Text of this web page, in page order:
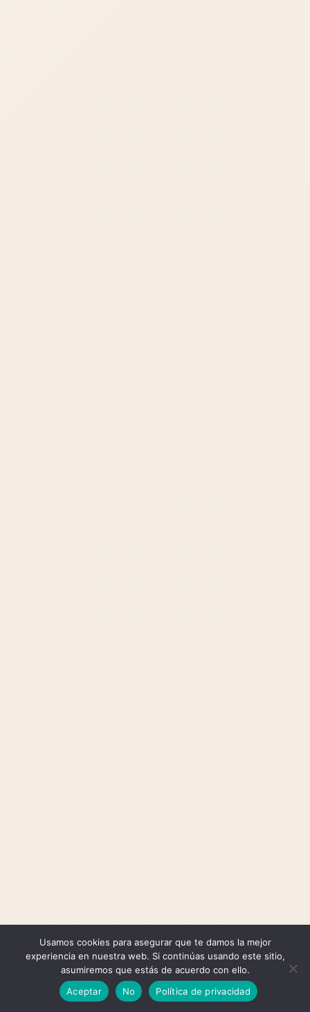
Usamos cookies para asegurar que te damos la mejor
experiencia en nuestra web. Si continúas usando este sitio,
asumiremos que estás de acuerdo con ello.
Aceptar
No Política de privacidad